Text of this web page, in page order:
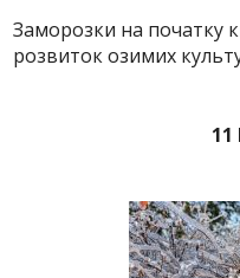
Заморозки на початку
розвиток озимих
11